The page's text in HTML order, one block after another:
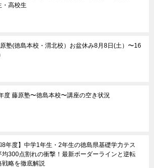
・高校生
塾(徳島本校・渭北校）お盆休み8月8日(土）〜16
度 藤原塾〜徳島本校〜講座の空き状況
8年度】中学1年生・2年生の徳島県基礎学力テス
均300点割れの衝撃！最新ボーダーラインと逆転
戦略を徹底解説